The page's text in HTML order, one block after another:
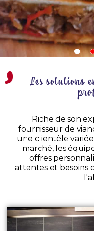
terrain
Les solutions
Riche de son
fournisseur de
une clientèle
marché, les
offres
attentes et besoins